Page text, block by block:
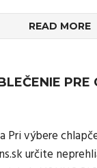
READ MORE
PRE
Pri výbere
určite